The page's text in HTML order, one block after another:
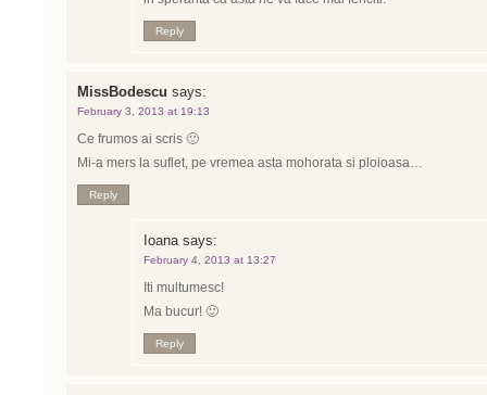
Reply
MissBodescu says:
February 3, 2013 at 19:13
Ce frumos ai scris 🙂
Mi-a mers la suflet, pe vremea asta mohorata si ploioasa…
Reply
Ioana says:
February 4, 2013 at 13:27
Iti multumesc!
Ma bucur! 🙂
Reply